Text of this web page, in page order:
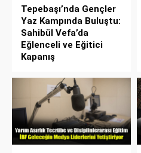
Tepebaşı’nda Gençler
Yaz Kampında Buluştu:
Sahibül Vefa’da
Eğlenceli ve Eğitici
Kapanış